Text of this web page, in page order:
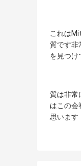
これは
質です非
を見つけ
質は非常
はこの会
思います